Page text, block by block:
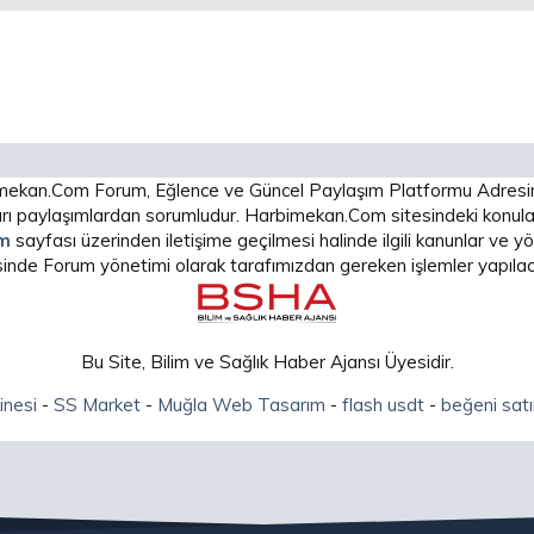
Forum, Eğlence ve Güncel Paylaşım Platformu
paylaşımlardan sorumludur. Harbimekan.Com sitesindeki
sayfası üzerinden iletişime geçilmesi halinde ilgili kanunlar ve
Forum yönetimi olarak tarafımızdan gereken işlemler
Bu Site, Bilim ve Sağlık Haber Ajansı Üyesidir.
- SS Market- Muğla Web Tasarım - flash usdt- beğeni